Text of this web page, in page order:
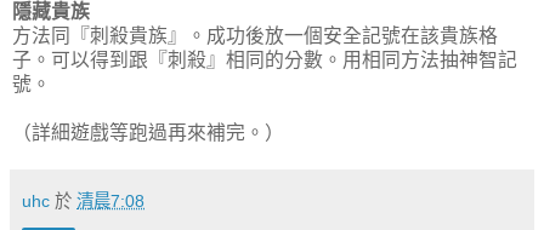
隱藏貴族
方法同『刺殺貴族』。成功後放一個安全記號在該貴族格
子。可以得到跟『刺殺』相同的分數。用相同方法抽神智記
號。
（詳細遊戲等跑過再來補完。）
uhc 於 清晨7:08